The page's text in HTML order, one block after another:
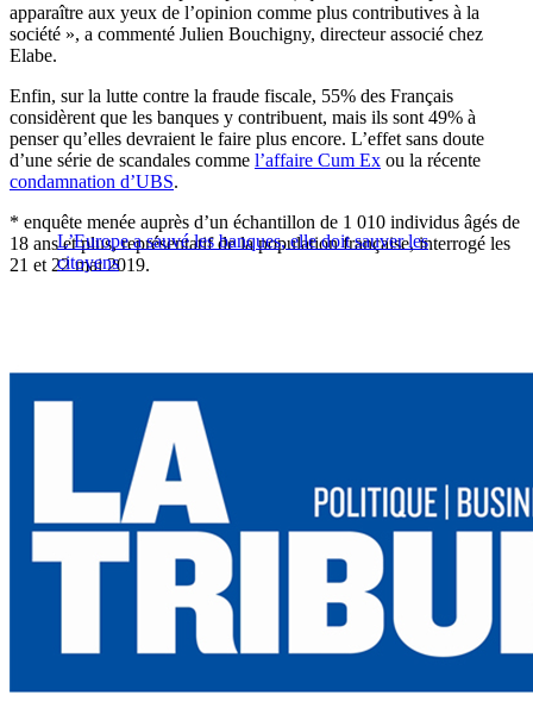
apparaître aux yeux de l’opinion comme plus contributives à la
société », a commenté Julien Bouchigny, directeur associé chez
Elabe.
Enfin, sur la lutte contre la fraude fiscale, 55% des Français
considèrent que les banques y contribuent, mais ils sont 49% à
penser qu’elles devraient le faire plus encore. L’effet sans doute
d’une série de scandales comme l’affaire Cum Ex ou la récente
condamnation d’UBS.
L’Europe a sauvé les banques, elle doit sauver les
citoyens
* enquête menée auprès d’un échantillon de 1 010 individus âgés de
18 ans et plus, représentatif de la population française, interrogé les
21 et 22 mai 2019.